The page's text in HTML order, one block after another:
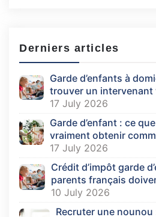
Derniers articles
Garde d’enfants à
trouver un intervenant
17 July 2026
Garde d’enfant : ce
vraiment obtenir
17 July 2026
Crédit d’impôt garde
parents français
10 July 2026
Recruter une nounou